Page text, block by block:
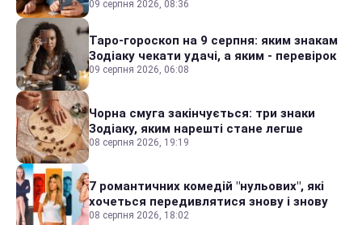
09 серпня 2026, 08:36
Таро-гороскоп на 9 серпня: яким знакам
Зодіаку чекати удачі, а яким - перевірок
09 серпня 2026, 06:08
Чорна смуга закінчується: три знаки
Зодіаку, яким нарешті стане легше
08 серпня 2026, 19:19
7 романтичних комедій "нульових", які
хочеться передивлятися знову і знову
08 серпня 2026, 18:02